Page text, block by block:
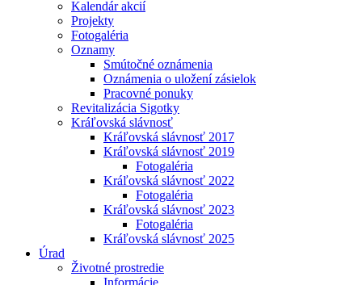
Kalendár akcií
Projekty
Fotogaléria
Oznamy
Smútočné oznámenia
Oznámenia o uložení zásielok
Pracovné ponuky
Revitalizácia Sigotky
Kráľovská slávnosť
Kráľovská slávnosť 2017
Kráľovská slávnosť 2019
Fotogaléria
Kráľovská slávnosť 2022
Fotogaléria
Kráľovská slávnosť 2023
Fotogaléria
Kráľovská slávnosť 2025
Úrad
Životné prostredie